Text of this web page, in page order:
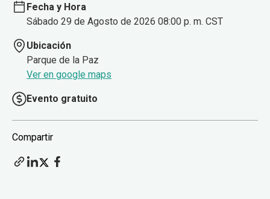
Fecha y Hora
Sábado 29 de Agosto de 2026 08:00 p. m. CST
Ubicación
Parque de la Paz
Ver en google maps
Evento gratuito
Compartir